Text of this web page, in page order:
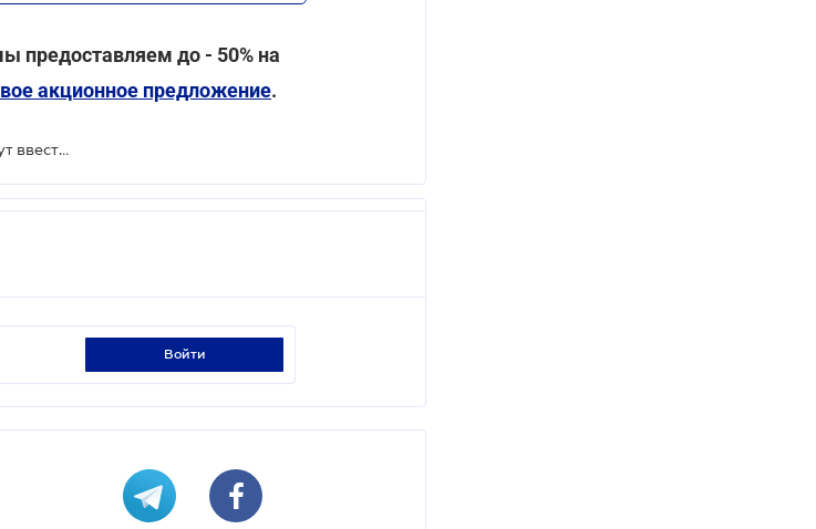
предоставляем до - 50% на
акционное предложение.
Обязательную накопительную пенсионную систему могут ввести с 2023 года: проект доработали
войти